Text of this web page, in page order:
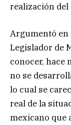
realización del
Argumentó en
Legislador de
conocer, hace
no se
lo cual se
real de la
mexicano que